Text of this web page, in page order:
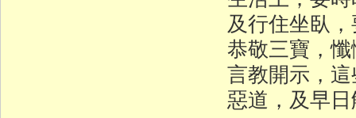
及行住坐臥
恭敬三寶，
言教開示，
惡道，及早